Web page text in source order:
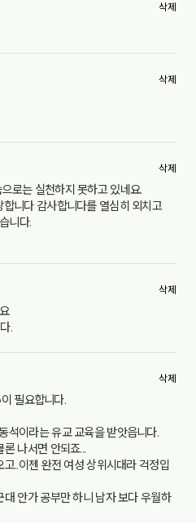
삭제
삭제
삭제
로는 실천하지 못하고 있네요.
니다 감사합니다를 열심히 외치고
니다.
삭제
.
삭제
필요합니다.
석이라는 유교 교육을 받앗읍니다.
나서면 안되죠...
..이젠 완전 여성 상위시대라 걱정입
안가 공부만 하니 남자 보다 우월하